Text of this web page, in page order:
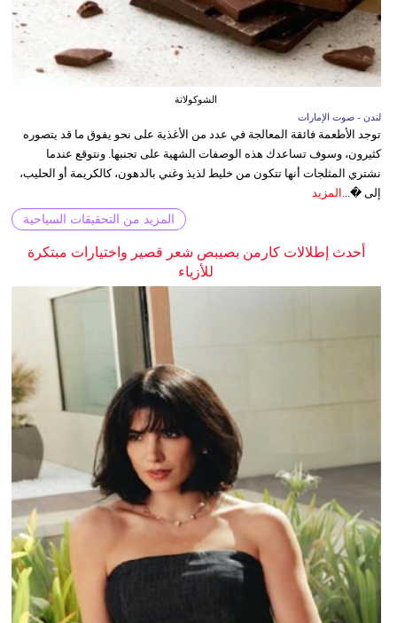
الشوكولاتة
لندن - صوت الإمارات
توجد الأطعمة فائقة المعالجة في عدد من الأغذية على نحو يفوق ما قد يتصوره
كثيرون، وسوف تساعدك هذه الوصفات الشهية على تجنبها. ونتوقع عندما
نشتري المثلجات أنها تتكون من خليط لذيذ وغني بالدهون، كالكريمة أو الحليب،
إلى �...
المزيد
المزيد من التحقيقات السياحية
أحدث إطلالات كارمن بصيبص شعر قصير واختيارات مبتكرة
للأزياء